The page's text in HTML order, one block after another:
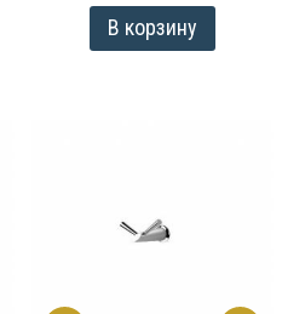
В корзину